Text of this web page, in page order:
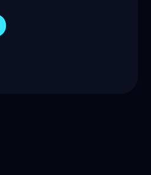
du stage
première expérience